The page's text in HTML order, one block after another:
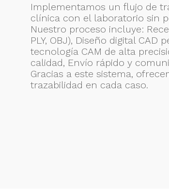
Implementamos un flujo de
clínica con el laboratorio sin
Nuestro proceso incluye:
PLY, OBJ), Diseño digital
tecnología CAM de alta
calidad, Envío rápido y
Gracias a este sistema,
trazabilidad en cada caso.